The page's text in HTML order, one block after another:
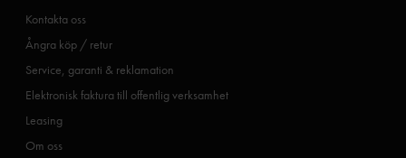
Kontakta oss
Ångra köp / retur
Service, garanti & reklamation
Elektronisk faktura till offentlig verksamhet
Leasing
Om oss